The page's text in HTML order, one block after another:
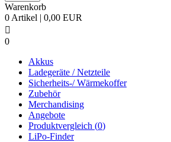
Warenkorb
0 Artikel | 0,00 EUR

0
Akkus
Ladegeräte / Netzteile
Sicherheits-/ Wärmekoffer
Zubehör
Merchandising
Angebote
Produktvergleich (0)
LiPo-Finder